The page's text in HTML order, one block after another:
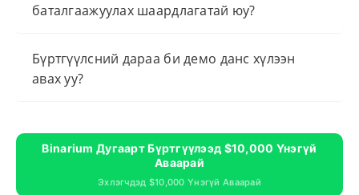
баталгаажуулах шаардлагатай юу?
Бүртгүүлсний дараа би демо данс хүлээн
авах уу?
Binarium Дугаарт Бүртгүүлээд $10,000 Үнэгүй
Аваарай
Эхлэгчдэд $10,000 Үнэгүй Аваарай